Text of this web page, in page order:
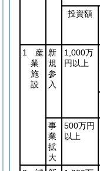
投資額
1 産
業
施
設
新
規
参
入
1,000万
円以上
事
業
拡
大
500万円
以上